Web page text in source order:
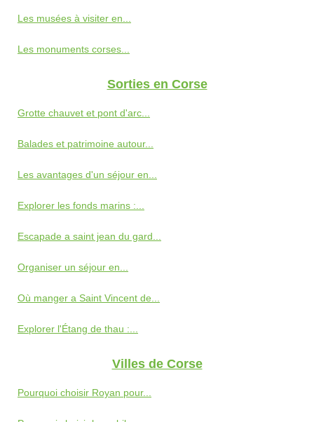
Les musées à visiter en...
Les monuments corses...
Sorties en Corse
Grotte chauvet et pont d'arc...
Balades et patrimoine autour...
Les avantages d'un séjour en...
Explorer les fonds marins :...
Escapade a saint jean du gard...
Organiser un séjour en...
Où manger a Saint Vincent de...
Explorer l'Étang de thau :...
Villes de Corse
Pourquoi choisir Royan pour...